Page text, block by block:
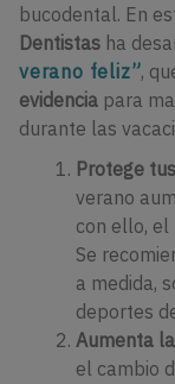
bucodental. En
Dentistas ha
verano feliz”,
evidencia para
durante las
Protege
verano
con ello,
Se
a medida,
deportes
Aumenta la
el cambio